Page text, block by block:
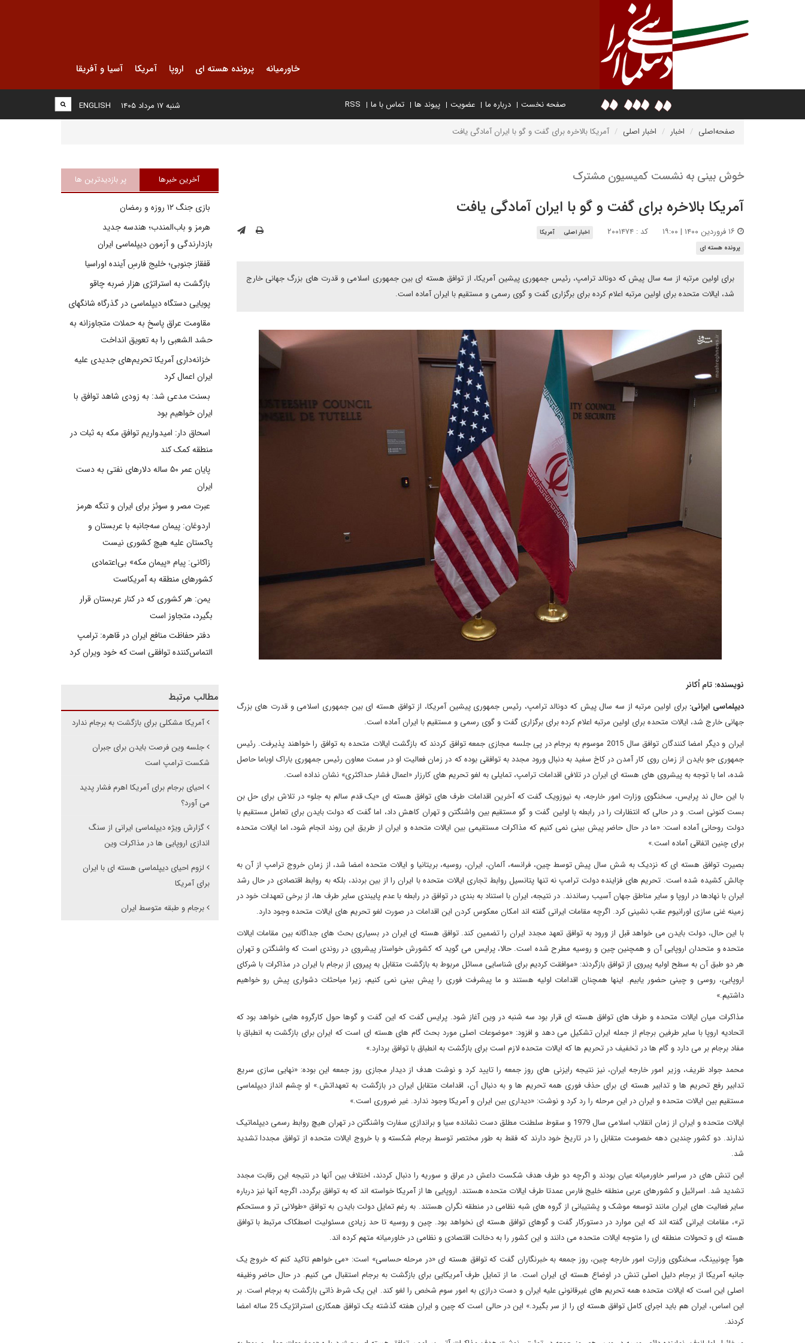
خاورمیانه پرونده هسته ای اروپا آمریکا آسیا و آفریقا
صفحه نخست درباره ما عضویت پیوند ها تماس با ما RSS
ENGLISH شنبه ۱۷ مرداد ۱۴۰۵
صفحه‌اصلی اخبار اخبار اصلی آمریکا بالاخره برای گفت و گو با ایران آمادگی یافت
خوش بینی به نشست کمیسیون مشترک
آمریکا بالاخره برای گفت و گو با ایران آمادگی یافت
کد : ۲۰۰۱۴۷۴ اخبار اصلی
آمریکا
پرونده هسته ای
برای اولین مرتبه از سه سال پیش که دونالد ترامپ، رئیس جمهوری پیشین آمریکا، از توافق هسته ای بین جمهوری اسلامی و قدرت های بزرگ جهانی خارج
شد، ایالات متحده برای اولین مرتبه اعلام کرده برای برگزاری گفت و گوی رسمی و مستقیم با ایران آماده است.
نویسنده: تام اُکانر
دیپلماسی ایرانی: برای اولین مرتبه از سه سال پیش که دونالد ترامپ، رئیس جمهوری پیشین آمریکا، از توافق هسته ای بین جمهوری اسلامی و قدرت های بزرگ
جهانی خارج شد، ایالات متحده برای اولین مرتبه اعلام کرده برای برگزاری گفت و گوی رسمی و مستقیم با ایران آماده است.
ایران و دیگر امضا کنندگان توافق سال 2015 موسوم به برجام در پی جلسه مجازی جمعه توافق کردند که بازگشت ایالات متحده به توافق را خواهند پذیرفت. رئیس
جمهوری جو بایدن از زمان روی کار آمدن در کاخ سفید به دنبال ورود مجدد به توافقی بوده که در زمان فعالیت او در سمت معاون رئیس جمهوری باراک اوباما حاصل
شده، اما با توجه به پیشروی های هسته ای ایران در تلافی اقدامات ترامپ، تمایلی به لغو تحریم های کارزار «اعمال فشار حداکثری» نشان نداده است.
با این حال ند پرایس، سخنگوی وزارت امور خارجه، به نیوزویک گفت که آخرین اقدامات طرف های توافق هسته ای «یک قدم سالم به جلو» در تلاش برای حل بن
بست کنونی است. و در حالی که انتظارات را در رابطه با اولین گفت و گو مستقیم بین واشنگتن و تهران کاهش داد، اما گفت که دولت بایدن برای تعامل مستقیم با
دولت روحانی آماده است: «ما در حال حاضر پیش بینی نمی کنیم که مذاکرات مستقیمی بین ایالات متحده و ایران از طریق این روند انجام شود، اما ایالات متحده
برای چنین اتفاقی آماده است.»
بصیرت توافق هسته ای که نزدیک به شش سال پیش توسط چین، فرانسه، آلمان، ایران، روسیه، بریتانیا و ایالات متحده امضا شد، از زمان خروج ترامپ از آن به
چالش کشیده شده است. تحریم های فزاینده دولت ترامپ نه تنها پتانسیل روابط تجاری ایالات متحده با ایران را از بین بردند، بلکه به روابط اقتصادی در حال رشد
ایران با نهادها در اروپا و سایر مناطق جهان آسیب رساندند. در نتیجه، ایران با استناد به بندی در توافق در رابطه با عدم پایبندی سایر طرف ها، از برخی تعهدات خود در
زمینه غنی سازی اورانیوم عقب نشینی کرد. اگرچه مقامات ایرانی گفته اند امکان معکوس کردن این اقدامات در صورت لغو تحریم های ایالات متحده وجود دارد.
با این حال، دولت بایدن می خواهد قبل از ورود به توافق تعهد مجدد ایران را تضمین کند. توافق هسته ای ایران در بسیاری بحث های جداگانه بین مقامات ایالات
متحده و متحدان اروپایی آن و همچنین چین و روسیه مطرح شده است. حالا، پرایس می گوید که کشورش خواستار پیشروی در روندی است که واشنگتن و تهران
هر دو طبق آن به سطح اولیه پیروی از توافق بازگردند: «موافقت کردیم برای شناسایی مسائل مربوط به بازگشت متقابل به پیروی از برجام با ایران در مذاکرات با شرکای
اروپایی، روسی و چینی حضور یابیم. اینها همچنان اقدامات اولیه هستند و ما پیشرفت فوری را پیش بینی نمی کنیم، زیرا مباحثات دشواری پیش رو خواهیم
داشتیم.»
مذاکرات میان ایالات متحده و طرف های توافق هسته ای قرار بود سه شنبه در وین آغاز شود. پرایس گفت که این گفت و گوها حول کارگروه هایی خواهد بود که
اتحادیه اروپا با سایر طرفین برجام از جمله ایران تشکیل می دهد و افزود: «موضوعات اصلی مورد بحث گام های هسته ای است که ایران برای بازگشت به انطباق با
مفاد برجام بر می دارد و گام ها در تخفیف در تحریم ها که ایالات متحده لازم است برای بازگشت به انطباق با توافق بردارد.»
محمد جواد ظریف، وزیر امور خارجه ایران، نیز نتیجه رایزنی های روز جمعه را تایید کرد و نوشت هدف از دیدار مجازی روز جمعه این بوده: «نهایی سازی سریع
تدابیر رفع تحریم ها و تدابیر هسته ای برای حذف فوری همه تحریم ها و به دنبال آن، اقدامات متقابل ایران در بازگشت به تعهداتش.» او چشم انداز دیپلماسی
مستقیم بین ایالات متحده و ایران در این مرحله را رد کرد و نوشت: «دیداری بین ایران و آمریکا وجود ندارد. غیر ضروری است.»
ایالات متحده و ایران از زمان انقلاب اسلامی سال 1979 و سقوط سلطنت مطلق دست نشانده سیا و براندازی سفارت واشنگتن در تهران هیچ روابط رسمی دیپلماتیک
ندارند. دو کشور چندین دهه خصومت متقابل را در تاریخ خود دارند که فقط به طور مختصر توسط برجام شکسته و با خروج ایالات متحده از توافق مجددا تشدید
شد.
این تنش های در سراسر خاورمیانه عیان بودند و اگرچه دو طرف هدف شکست داعش در عراق و سوریه را دنبال کردند، اختلاف بین آنها در نتیجه این رقابت مجدد
تشدید شد. اسرائیل و کشورهای عربی منطقه خلیج فارس عمدتا طرف ایالات متحده هستند. اروپایی ها از آمریکا خواسته اند که به توافق برگردد، اگرچه آنها نیز درباره
سایر فعالیت های ایران مانند توسعه موشک و پشتیبانی از گروه های شبه نظامی در منطقه نگران هستند. به رغم تمایل دولت بایدن به توافق «طولانی تر و مستحکم
تر»، مقامات ایرانی گفته اند که این موارد در دستورکار گفت و گوهای توافق هسته ای نخواهد بود. چین و روسیه تا حد زیادی مسئولیت اصطکاک مرتبط با توافق
هسته ای و تحولات منطقه ای را متوجه ایالات متحده می دانند و این کشور را به دخالت اقتصادی و نظامی در خاورمیانه متهم کرده اند.
هوآ چونیینگ، سخنگوی وزارت امور خارجه چین، روز جمعه به خبرنگاران گفت که توافق هسته ای «در مرحله حساسی» است: «می خواهم تاکید کنم که خروج یک
جانبه آمریکا از برجام دلیل اصلی تنش در اوضاع هسته ای ایران است. ما از تمایل طرف آمریکایی برای بازگشت به برجام استقبال می کنیم. در حال حاضر وظیفه
اصلی این است که ایالات متحده همه تحریم های غیرقانونی علیه ایران و دست درازی به امور سوم شخص را لغو کند. این یک شرط ذاتی بازگشت به برجام است. بر
این اساس، ایران هم باید اجرای کامل توافق هسته ای را از سر بگیرد.» این در حالی است که چین و ایران هفته گذشته یک توافق همکاری استراتژیک 25 ساله امضا
کردند.
آخرین خبرها پر بازدیدترین ها
بازی جنگ ۱۲ روزه و رمضان
هرمز و باب‌المندب؛ هندسه جدید
بازدارندگی و آزمون دیپلماسی ایران
قفقاز جنوبی؛ خلیج فارسِ آینده اوراسیا
بازگشت به استراتژی هزار ضربه چاقو
پویایی دستگاه دیپلماسی در گذرگاه شانگهای
مقاومت عراق پاسخ به حملات متجاوزانه به
حشد الشعبی را به تعویق انداخت
خزانه‌داری آمریکا تحریم‌های جدیدی علیه
ایران اعمال کرد
بسنت مدعی شد: به زودی شاهد توافق با
ایران خواهیم بود
اسحاق دار: امیدواریم توافق مکه به ثبات در
منطقه کمک کند
پایان عمر ۵۰ ساله دلارهای نفتی به دست
ایران
عبرت مصر و سوئز برای ایران و تنگه هرمز
اردوغان: پیمان سه‌جانبه با عربستان و
پاکستان علیه هیچ کشوری نیست
زاکانی: پیام «پیمان مکه» بی‌اعتمادی
کشورهای منطقه به آمریکاست
یمن: هر کشوری که در کنار عربستان قرار
بگیرد، متجاوز است
دفتر حفاظت منافع ایران در قاهره: ترامپ
التماس‌کننده توافقی است که خود ویران کرد
مطالب مرتبط
آمریکا مشکلی برای بازگشت به برجام ندارد
جلسه وین فرصت بایدن برای جبران
شکست ترامپ است
احیای برجام برای آمریکا اهرم فشار پدید
می آورد؟
گزارش ویژه دیپلماسی ایرانی از سنگ
اندازی اروپایی ها در مذاکرات وین
لزوم احیای دیپلماسی هسته ای با ایران
برای آمریکا
برجام و طبقه متوسط ایران